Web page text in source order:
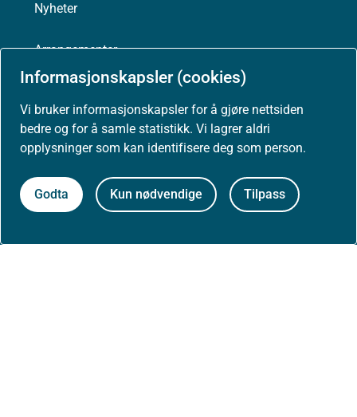
Informasjonskapsler (cookies)
Vi bruker informasjonskapsler for å gjøre nettsiden
bedre og for å samle statistikk. Vi lagrer aldri
opplysninger som kan identifisere deg som person.
Godta Kun nødvendige Tilpass
Nyheter
Arrangementer
Presse